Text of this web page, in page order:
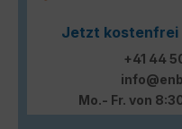
Jetzt kostenfrei
+41 44
Mo.- Fr. von